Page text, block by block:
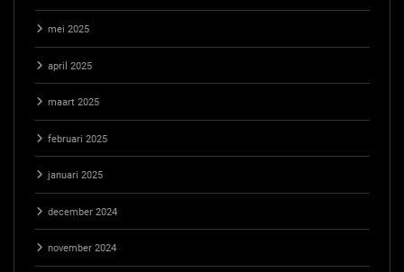
mei 2025
april 2025
maart 2025
februari 2025
januari 2025
december 2024
november 2024